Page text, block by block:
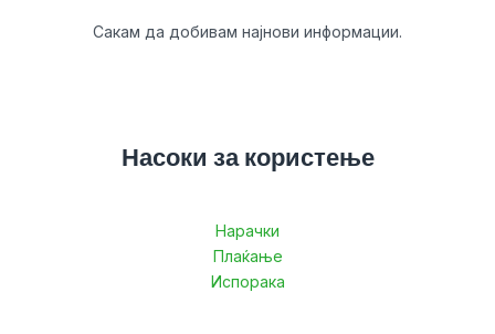
Сакам да добивам најнови информации.
Насоки за користење
Нарачки
Плаќање
Испорака